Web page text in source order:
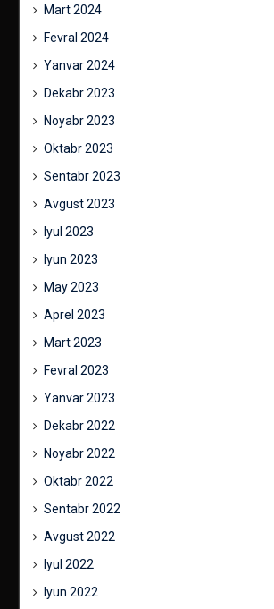
Mart 2024
Fevral 2024
Yanvar 2024
Dekabr 2023
Noyabr 2023
Oktabr 2023
Sentabr 2023
Avgust 2023
Iyul 2023
Iyun 2023
May 2023
Aprel 2023
Mart 2023
Fevral 2023
Yanvar 2023
Dekabr 2022
Noyabr 2022
Oktabr 2022
Sentabr 2022
Avgust 2022
Iyul 2022
Iyun 2022